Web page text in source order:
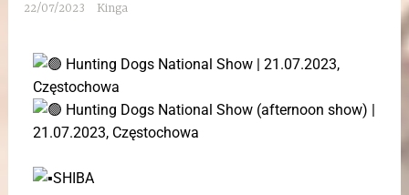
22/07/2023 Kinga
Hunting Dogs National Show | 21.07.2023,
Częstochowa
Hunting Dogs National Show (afternoon show) |
21.07.2023, Częstochowa
SHIBA